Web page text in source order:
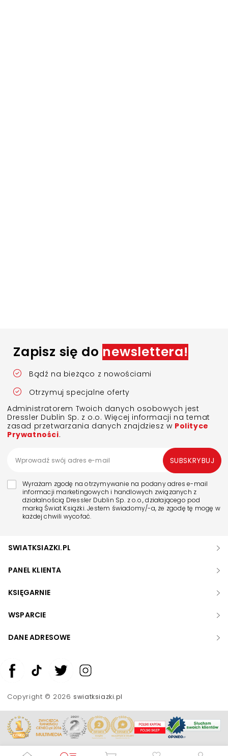
Zapisz się do newslettera!
Bądź na bieżąco z nowościami
Otrzymuj specjalne oferty
Administratorem Twoich danych osobowych jest
Dressler Dublin Sp. z o.o. Więcej informacji na temat
zasad przetwarzania danych znajdziesz w Polityce
Prywatności.
Wyrażam zgodę na otrzymywanie na podany adres e-mail
informacji marketingowych i handlowych związanych z
działalnością Dressler Dublin Sp. z o.o., działającego pod
marką Świat Książki. Jestem świadomy/-a, że zgodę tę mogę w
każdej chwili wycofać.
SUBSKRYBUJ
SWIATKSIAZKI.PL
PANEL KLIENTA
KSIĘGARNIE
WSPARCIE
DANE ADRESOWE
Copyright © 2026swiatksiazki.pl
Zwiększ rozmiar czcionki
Skala szarości